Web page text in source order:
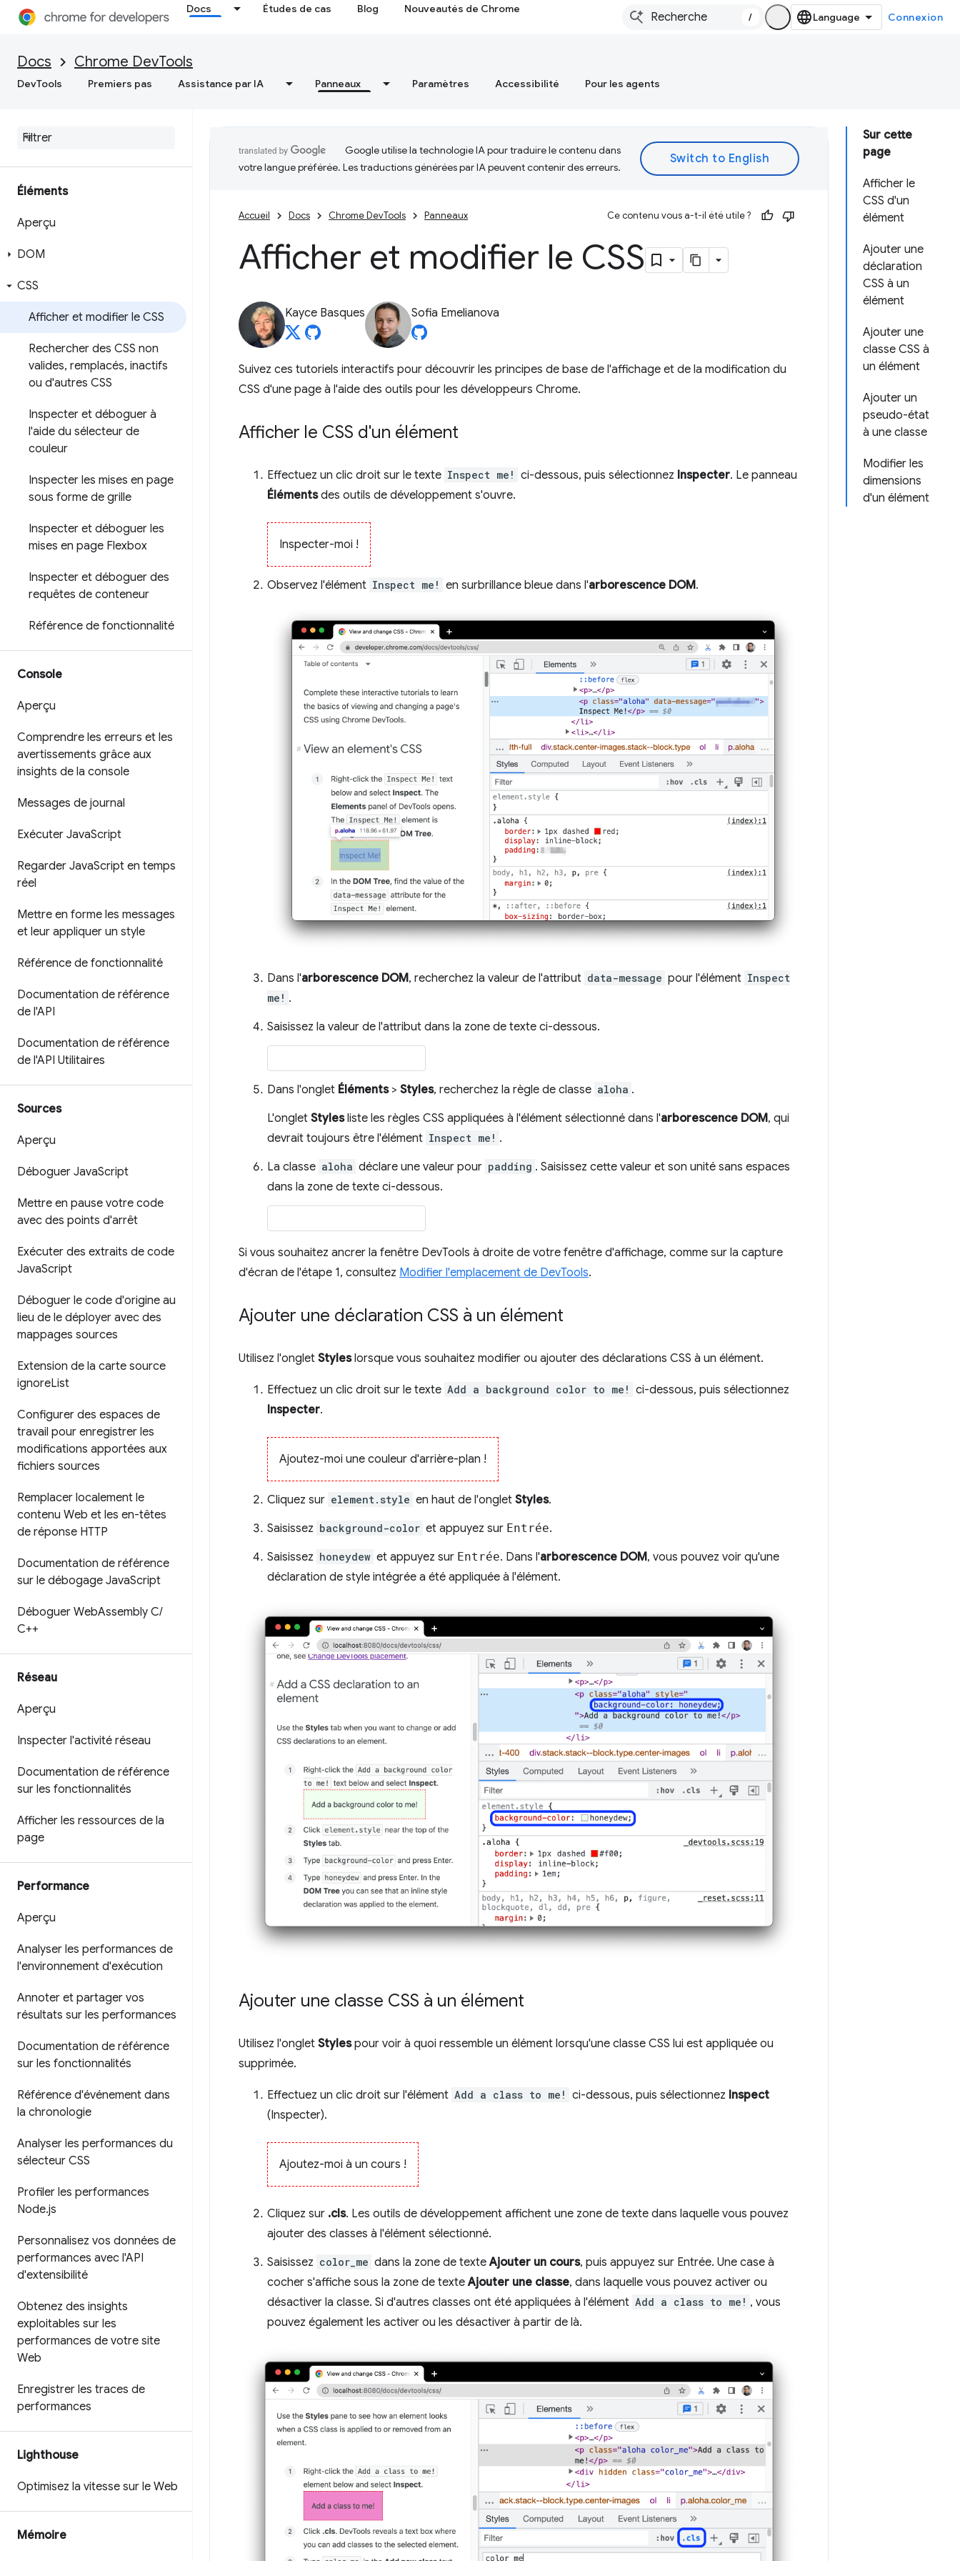
Docs Études de cas Blog Nouveautés de Chrome
/ Connexion
Docs Chrome DevTools
DevTools Premiers pas Assistance par IA Panneaux Paramètres Accessibilité Pour les agents
Éléments
Aperçu
DOM
CSS
Afficher et modifier le CSS
Rechercher des CSS non
valides, remplacés, inactifs
ou d'autres CSS
Inspecter et déboguer à
l'aide du sélecteur de
couleur
Inspecter les mises en page
sous forme de grille
Inspecter et déboguer les
mises en page Flexbox
Inspecter et déboguer des
requêtes de conteneur
Référence de fonctionnalité
Console
Aperçu
Comprendre les erreurs et les
avertissements grâce aux
insights de la console
Messages de journal
Exécuter JavaScript
Regarder JavaScript en temps
réel
Mettre en forme les messages
et leur appliquer un style
Référence de fonctionnalité
Documentation de référence
de l'API
Documentation de référence
de l'API Utilitaires
Sources
Aperçu
Déboguer JavaScript
Mettre en pause votre code
avec des points d'arrêt
Exécuter des extraits de code
JavaScript
Déboguer le code d'origine au
lieu de le déployer avec des
mappages sources
Extension de la carte source
ignoreList
Configurer des espaces de
travail pour enregistrer les
modifications apportées aux
fichiers sources
Remplacer localement le
contenu Web et les en-têtes
de réponse HTTP
Documentation de référence
sur le débogage JavaScript
Déboguer WebAssembly C/
C++
Réseau
Aperçu
Inspecter l'activité réseau
Documentation de référence
sur les fonctionnalités
Afficher les ressources de la
page
Performance
Aperçu
Analyser les performances de
l'environnement d'exécution
Annoter et partager vos
résultats sur les performances
Documentation de référence
sur les fonctionnalités
Référence d'événement dans
la chronologie
Analyser les performances du
sélecteur CSS
Profiler les performances
Node.js
Personnalisez vos données de
performances avec l'API
d'extensibilité
Obtenez des insights
exploitables sur les
performances de votre site
Web
Enregistrer les traces de
performances
Lighthouse
Optimisez la vitesse sur le Web
Mémoire
Sur cette
page
Afficher le
CSS d'un
élément
Ajouter une
déclaration
CSS à un
élément
Ajouter une
classe CSS à
un élément
Ajouter un
pseudo-état
à une classe
Modifier les
dimensions
d'un élément
Google utilise la technologie IA pour traduire le contenu dans
votre langue préférée. Les traductions générées par IA peuvent contenir des erreurs.
Accueil Docs Chrome DevTools Panneaux Ce contenu vous a-t-il été utile ?
Afficher et modifier le CSS
Kayce Basques Sofia Emelianova
Suivez ces tutoriels interactifs pour découvrir les principes de base de l'affichage et de la modification du
CSS d'une page à l'aide des outils pour les développeurs Chrome.
Afficher le CSS d'un élément
Effectuez un clic droit sur le texte Inspect me! ci-dessous, puis sélectionnez Inspecter. Le panneau
Élémentsdes outils de développement s'ouvre.
Inspecter-moi !
Observez l'élément Inspect me! en surbrillance bleue dans l'arborescence DOM.
Dans l'arborescence DOM, recherchez la valeur de l'attribut data-message pour l'élément Inspect
me! .
Saisissez la valeur de l'attribut dans la zone de texte ci-dessous.
Dans l'onglet Éléments> Styles, recherchez la règle de classe aloha .
L'onglet Stylesliste les règles CSS appliquées à l'élément sélectionné dans l'arborescence DOM, qui
devrait toujours être l'élément Inspect me! .
La classe aloha déclare une valeur pour padding . Saisissez cette valeur et son unité sans espaces
dans la zone de texte ci-dessous.
Si vous souhaitez ancrer la fenêtre DevTools à droite de votre fenêtre d'affichage, comme sur la capture
d'écran de l'étape 1, consultez Modifier l'emplacement de DevTools.
Ajouter une déclaration CSS à un élément
Utilisez l'onglet Styleslorsque vous souhaitez modifier ou ajouter des déclarations CSS à un élément.
Effectuez un clic droit sur le texte Add a background color to me! ci-dessous, puis sélectionnez
Inspecter.
Ajoutez-moi une couleur d'arrière-plan !
Cliquez sur element.style en haut de l'onglet Styles.
Saisissez background-color et appuyez sur Entrée.
Saisissez honeydew et appuyez sur Entrée. Dans l'arborescence DOM, vous pouvez voir qu'une
déclaration de style intégrée a été appliquée à l'élément.
Ajouter une classe CSS à un élément
Utilisez l'onglet Stylespour voir à quoi ressemble un élément lorsqu'une classe CSS lui est appliquée ou
supprimée.
Effectuez un clic droit sur l'élément Add a class to me! ci-dessous, puis sélectionnez Inspect
(Inspecter).
Ajoutez-moi à un cours !
Cliquez sur .cls. Les outils de développement affichent une zone de texte dans laquelle vous pouvez
ajouter des classes à l'élément sélectionné.
Saisissez color_me dans la zone de texteAjouter un cours, puis appuyez sur Entrée. Une case à
cocher s'affiche sous la zone de texteAjouter une classe, dans laquelle vous pouvez activer ou
désactiver la classe. Si d'autres classes ont été appliquées à l'élément Add a class to me! , vous
pouvez également les activer ou les désactiver à partir de là.